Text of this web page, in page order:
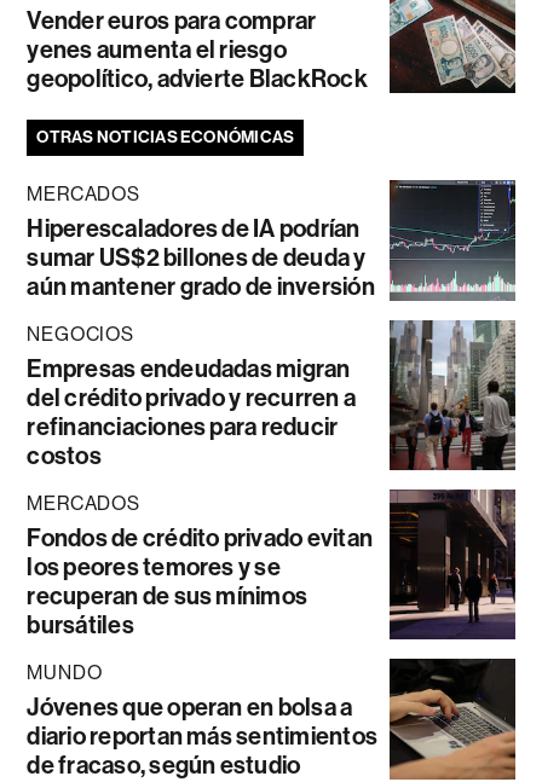
Vender euros para comprar
yenes aumenta el riesgo
geopolítico, advierte BlackRock
OTRAS NOTICIAS ECONÓMICAS
MERCADOS
Hiperescaladores de IA podrían
sumar US$2 billones de deuda y
aún mantener grado de inversión
NEGOCIOS
Empresas endeudadas migran
del crédito privado y recurren a
refinanciaciones para reducir
costos
MERCADOS
Fondos de crédito privado evitan
los peores temores y se
recuperan de sus mínimos
bursátiles
MUNDO
Jóvenes que operan en bolsa a
diario reportan más sentimientos
de fracaso, según estudio